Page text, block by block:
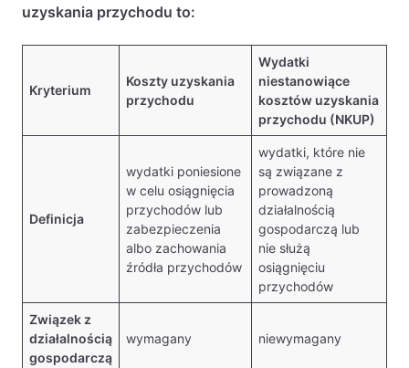
uzyskania przychodu to:
Kryterium
Koszty uzyskania
przychodu
Wydatki
niestanowiące
kosztów uzyskania
przychodu (NKUP)
Definicja
wydatki poniesione
w celu osiągnięcia
przychodów lub
zabezpieczenia
albo zachowania
źródła przychodów
wydatki, które nie
są związane z
prowadzoną
działalnością
gospodarczą lub
nie służą
osiągnięciu
przychodów
Związek z
działalnością
gospodarczą
wymagany niewymagany